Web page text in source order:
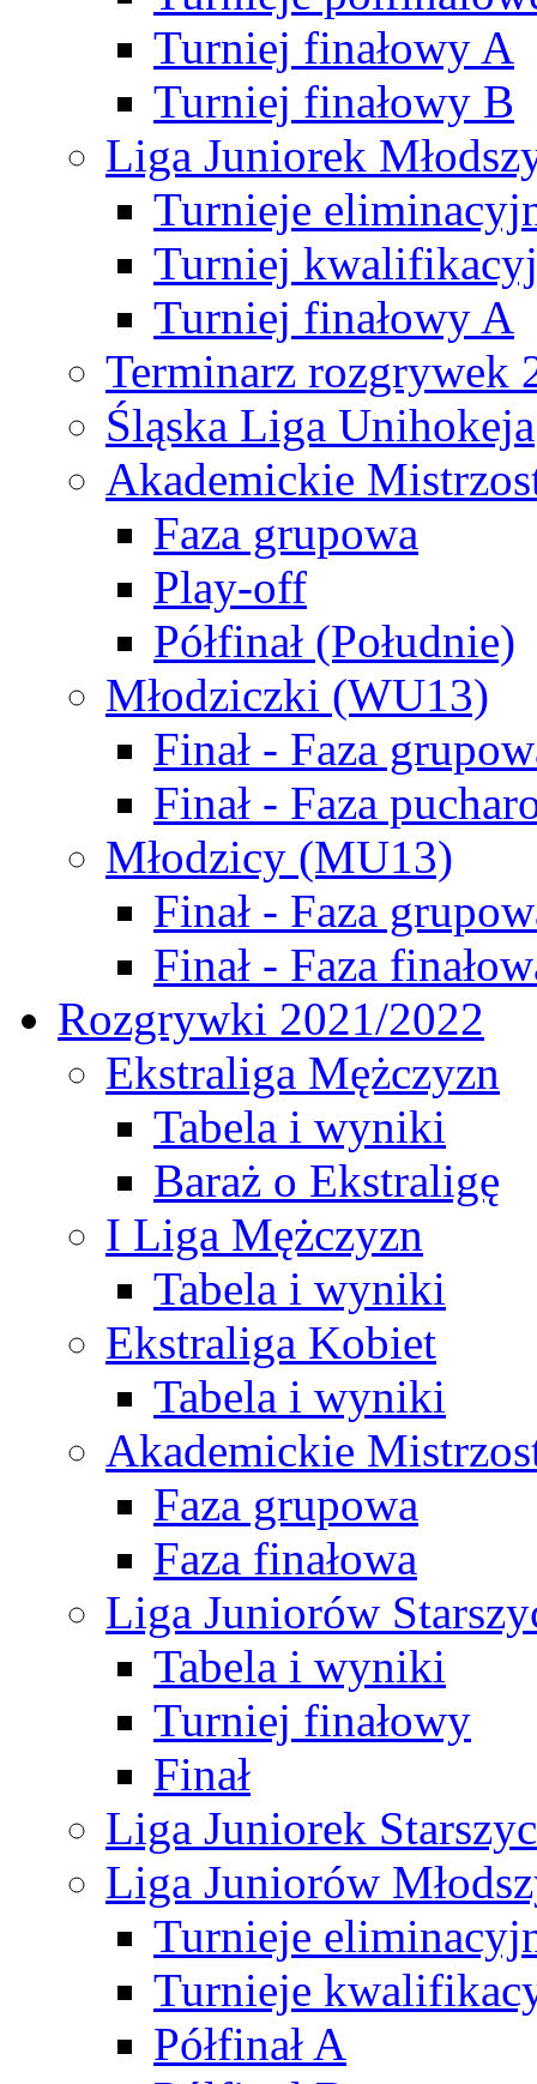
Turniej finałowy A
Turniej finałowy B
Liga Juniorek
Turnieje
Turniej
Turniej finałowy A
Terminarz rozgrywek
Śląska Liga Unihokeja
Akademickie
Faza grupowa
Play-off
Półfinał (Południe)
Młodziczki (WU13)
Finał - Faza
Finał - Faza
Młodzicy (MU13)
Finał - Faza
Finał - Faza
Rozgrywki 2021/2022
Ekstraliga Mężczyzn
Tabela i wyniki
Baraż o Ekstraligę
I Liga Mężczyzn
Tabela i wyniki
Ekstraliga Kobiet
Tabela i wyniki
Akademickie
Faza grupowa
Faza finałowa
Liga Juniorów
Tabela i wyniki
Turniej finałowy
Finał
Liga Juniorek
Liga Juniorów
Turnieje
Turnieje
Półfinał A